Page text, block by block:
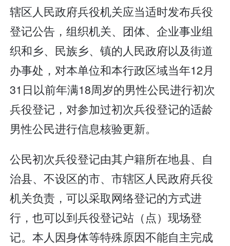
辖区人民政府兵役机关应当适时发布兵役
登记公告，组织机关、团体、企业事业组
织和乡、民族乡、镇的人民政府以及街道
办事处，对本单位和本行政区域当年12月
31日以前年满18周岁的男性公民进行初次
兵役登记，对参加过初次兵役登记的适龄
男性公民进行信息核验更新。
公民初次兵役登记由其户籍所在地县、自
治县、不设区的市、市辖区人民政府兵役
机关负责，可以采取网络登记的方式进
行，也可以到兵役登记站（点）现场登
记。本人因身体等特殊原因不能自主完成